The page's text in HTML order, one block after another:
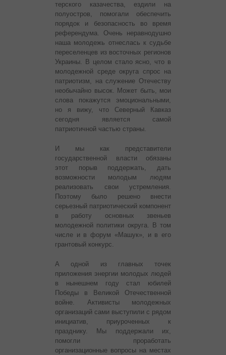
терского казачества, ездили на
полуостров, помогали обеспечить
порядок и безопасность во время
референдума. Очень неравнодушно
наша молодежь отнеслась к судьбе
переселенцев из восточных регионов
Украины. В целом стало ясно, что в
молодежной среде округа спрос на
патриотизм, на служение Отечеству
необычайно высок. Может быть, мои
слова покажутся эмоциональными,
но я вижу, что Северный Кавказ
сегодня является самой
патриотичной частью страны.
И мы как представители
государственной власти обязаны
этот порыв поддержать, дать
возможности молодым людям
реализовать свои устремления.
Поэтому было решено внести
серьезный патриотический компонент
в работу основных звеньев
молодежной политики округа. В том
числе и в форум «Машук», и в его
грантовый конкурс.
А одной из главных точек
приложения энергии молодых людей
в нынешнем году стал юбилей
Победы в Великой Отечественной
войне. Активисты молодежных
организаций сами выступили с рядом
инициатив, приуроченных к
празднику. Мы поддержали их,
помогли проработать
организационные вопросы на местах